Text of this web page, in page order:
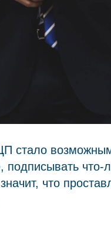
стало
подписывать что-
что